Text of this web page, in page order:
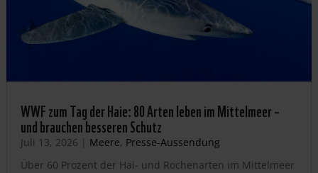
WWF zum Tag der Haie: 80 Arten leben im Mittelmeer –
und brauchen besseren Schutz
Juli 13, 2026 | Meere, Presse-Aussendung
Über 60 Prozent der Hai- und Rochenarten im Mittelmeer